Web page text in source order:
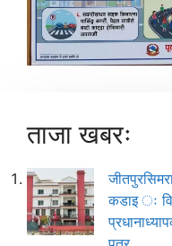
ताजा खबरः
कडाइ ः